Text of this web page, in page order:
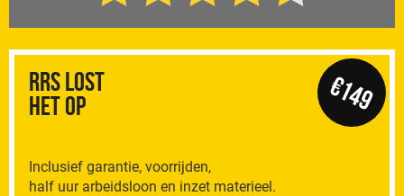
RRS Lost
het op
Inclusief garantie, voorrijden,
half uur arbeidsloon en inzet materieel.
€149